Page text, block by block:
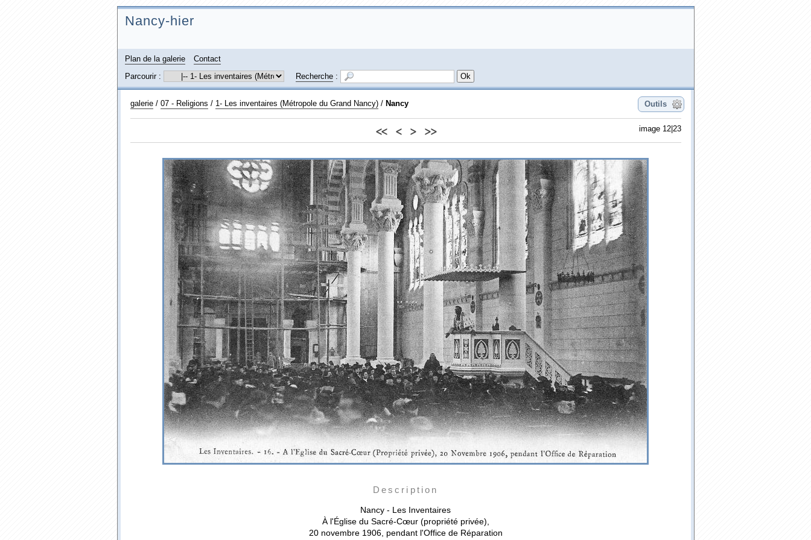
Nancy-hier
Plan de la galerie
Contact
Parcourir :
Recherche:
Outils
galerie/ 07 - Religions / 1- Les inventaires (Métropole du Grand Nancy)/ Nancy
image 12|23
<< < > >>
Description
Nancy - Les Inventaires
À l'Église du Sacré-Cœur (propriété privée),
20 novembre 1906, pendant l'Office de Réparation